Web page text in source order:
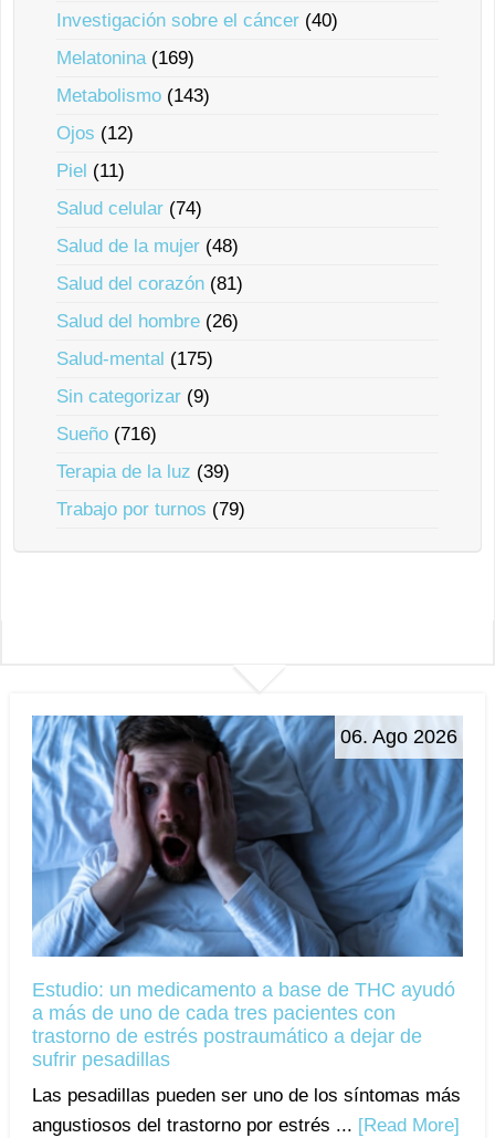
Investigación sobre el cáncer (40)
Melatonina(169)
Metabolismo (143)
Ojos (12)
Piel (11)
Salud celular (74)
Salud de la mujer (48)
Salud del corazón (81)
Salud del hombre (26)
Salud-mental (175)
Sin categorizar (9)
Sueño (716)
Terapia de la luz (39)
Trabajo por turnos (79)
06. Ago 2026
Estudio: un medicamento a base de THC ayudó
a más de uno de cada tres pacientes con
trastorno de estrés postraumático a dejar de
sufrir pesadillas
Las pesadillas pueden ser uno de los síntomas más
angustiosos del trastorno por estrés ... [Read More]